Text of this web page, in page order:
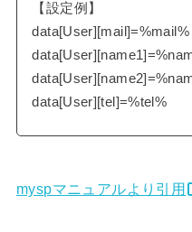
【設定例】
data[User][mail]=%mail%
data[User][tel]=%tel%
myspマニュアルより引用